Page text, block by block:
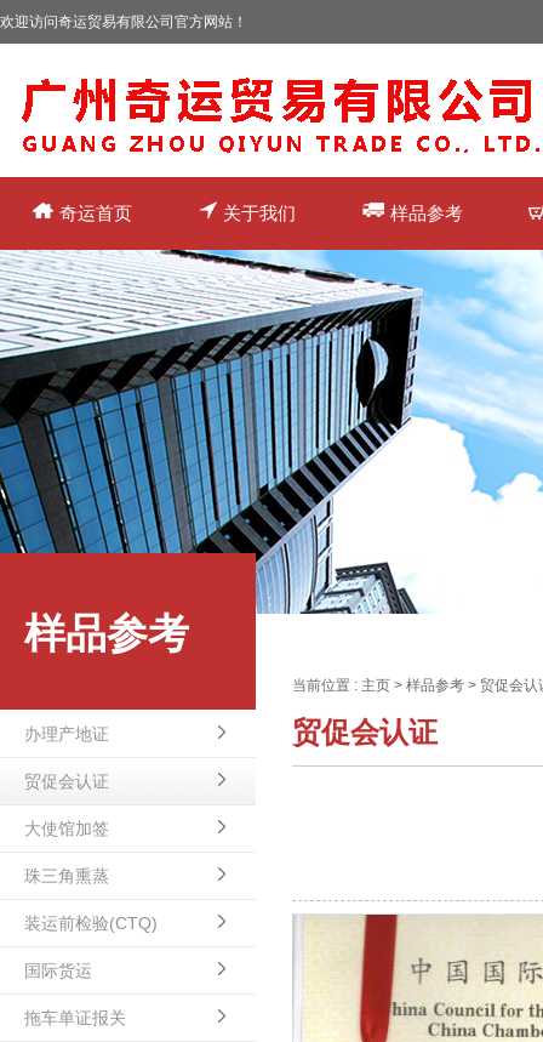
欢迎访问奇运贸易有限公司官方网站！
奇运首页 关于我们 样品参考
样品参考
办理产地证
贸促会认证
大使馆加签
珠三角熏蒸
装运前检验(CTQ)
国际货运
拖车单证报关
当前位置 : 主页 > 样品参考 > 贸促会认
贸促会认证